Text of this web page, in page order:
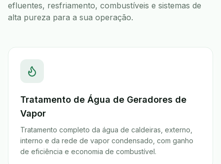
efluentes, resfriamento, combustíveis e sistemas de
alta pureza para a sua operação.
Tratamento de Água de Geradores de
Vapor
Tratamento completo da água de caldeiras, externo,
interno e da rede de vapor condensado, com ganho
de eficiência e economia de combustível.